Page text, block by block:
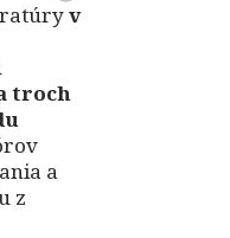
v
troch
a
z